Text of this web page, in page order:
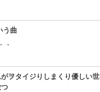
う曲
・
ヲタイジりしまくり優しい